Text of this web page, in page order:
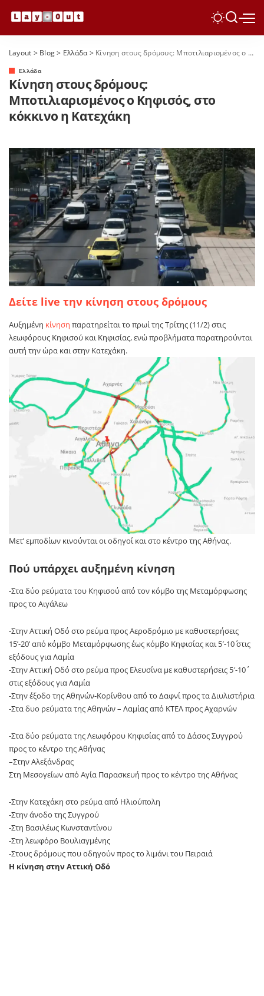
Layout > Blog> Ελλάδα> Κίνηση στους δρόμους: Μποτιλιαρισμένος ο Κηφισός, στο κόκκινο η Κατεχάκη
Ελλάδα
Κίνηση στους δρόμους:
Μποτιλιαρισμένος ο Κηφισός, στο
κόκκινο η Κατεχάκη
Δείτε live την κίνηση στους δρόμους
Αυξημένη κίνηση παρατηρείται το πρωί της Τρίτης (11/2) στις
λεωφόρους Κηφισού και Κηφισίας, ενώ προβλήματα παρατηρούνται
αυτή την ώρα και στην Κατεχάκη.
Μετ’ εμποδίων κινούνται οι οδηγοί και στο κέντρο της Αθήνας.
Πού υπάρχει αυξημένη κίνηση
-Στα δύο ρεύματα του Κηφισού από τον κόμβο της Μεταμόρφωσης
προς το Αιγάλεω
-Στην Αττική Οδό στο ρεύμα προς Αεροδρόμιο με καθυστερήσεις
15’-20’ από κόμβο Μεταμόρφωσης έως κόμβο Κηφισίας και 5′-10΄ στις
εξόδους για Λαμία
-Στην Αττική Οδό στο ρεύμα προς Ελευσίνα με καθυστερήσεις 5′-10΄
στις εξόδους για Λαμία
-Στην έξοδο της Αθηνών-Κορίνθου από το Δαφνί προς τα Διυλιστήρια
-Στα δυο ρεύματα της Αθηνών – Λαμίας από ΚΤΕΛ προς Αχαρνών
-Στα δύο ρεύματα της Λεωφόρου Κηφισίας από το Δάσος Συγγρού
προς το κέντρο της Αθήνας
–Στην Αλεξάνδρας
Στη Μεσογείων από Αγία Παρασκευή προς το κέντρο της Αθήνας
-Στην Κατεχάκη στο ρεύμα από Ηλιούπολη
-Στην άνοδο της Συγγρού
-Στη Βασιλέως Κωνσταντίνου
-Στη λεωφόρο Βουλιαγμένης
-Στους δρόμους που οδηγούν προς το λιμάνι του Πειραιά
Η κίνηση στην Αττική Οδό